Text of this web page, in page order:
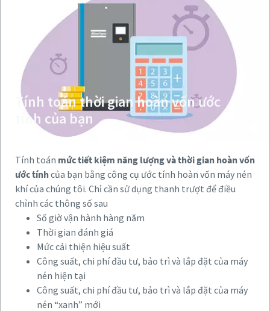
Tính toán thời gian hoàn vốn ước
tính của bạn
Tính toán mức tiết kiệm năng lượng và thời gian hoàn vốn
ước tínhcủa bạn bằng công cụ ước tính hoàn vốn máy nén
khí của chúng tôi. Chỉ cần sử dụng thanh trượt để điều
chỉnh các thông số sau
Số giờ vận hành hàng năm
Thời gian đánh giá
Mức cải thiện hiệu suất
Công suất, chi phí đầu tư, bảo trì và lắp đặt của máy
nén hiện tại
Công suất, chi phí đầu tư, bảo trì và lắp đặt của máy
nén “xanh” mới